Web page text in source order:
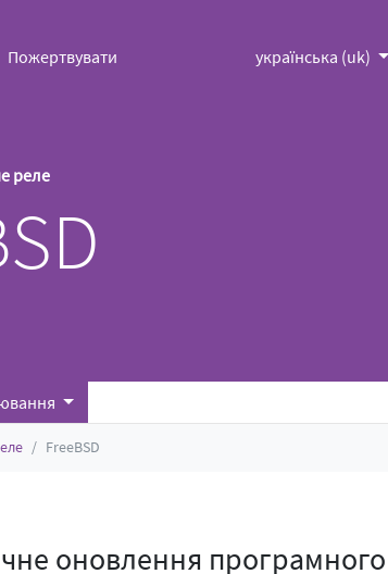
Пожертвувати українська (uk)
реле
FreeBSD
оновлення програмного